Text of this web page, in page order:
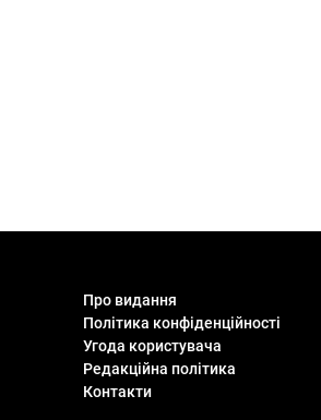
Про видання
Політика конфіденційності
Угода користувача
Редакційна політика
Контакти